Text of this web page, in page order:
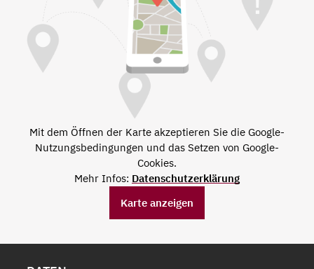
Mit dem Öffnen der Karte akzeptieren Sie die Google-
Nutzungsbedingungen und das Setzen von Google-
Cookies.
Mehr Infos: Datenschutzerklärung
Karte anzeigen